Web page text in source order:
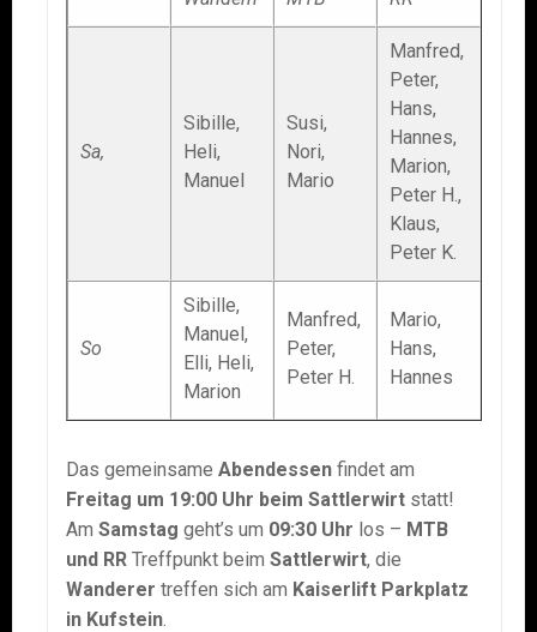
Sa,
Sibille,
Heli,
Manuel
Susi,
Nori,
Mario
Manfred,
Peter,
Hans,
Hannes,
Marion,
Peter H.,
Klaus,
Peter K.
So
Sibille,
Manuel,
Elli, Heli,
Marion
Manfred,
Peter,
Peter H.
Mario,
Hans,
Hannes
Das gemeinsame Abendessen findet am
Freitag um 19:00 Uhr beim Sattlerwirt statt!
Am Samstag geht’s um 09:30 Uhr los – MTB
und RR Treffpunkt beim Sattlerwirt, die
Wanderer treffen sich am Kaiserlift Parkplatz
in Kufstein